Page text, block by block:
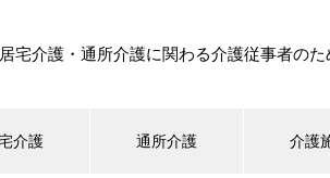
宅介護・通所介護に関わる介護従事者のた
介護 通所介護 介護